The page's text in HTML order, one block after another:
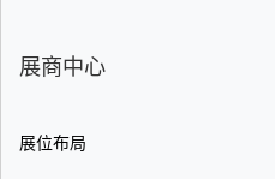
展商中心
展位布局